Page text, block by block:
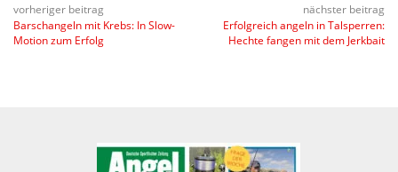
vorheriger beitrag
Barschangeln mit Krebs: In Slow-
Motion zum Erfolg
nächster beitrag
Erfolgreich angeln in Talsperren:
Hechte fangen mit dem Jerkbait